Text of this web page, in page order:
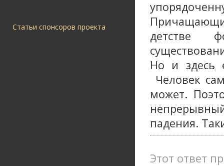
Статьи спонсоров проекта
детстве
Но и здесь
Человек
может.
падения.
Этот ответ